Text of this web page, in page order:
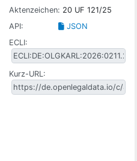
Aktenzeichen: 20 UF 121/25
API:
JSON
ECLI:
Kurz-URL: